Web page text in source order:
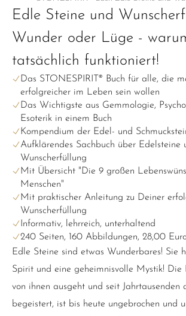
Edle Steine und
Wunder oder Lüge -
tatsächlich funktioniert!
Das STONESPIRIT® Buch für alle, die
erfolgreicher im Leben sein wollen
Das Wichtigste aus Gemmologie,
Esoterik in einem Buch
Kompendium der Edel- und
Aufklärendes Sachbuch über Edelsteine
Wunscherfüllung
Mit Übersicht "Die 9 großen
Menschen"
Mit praktischer Anleitung zu Deiner
Wunscherfüllung
Informativ, lehrreich, unterhaltend
240 Seiten, 160 Abbildungen, 28,00
Edle Steine sind etwas Wunderbares! Sie
Spirit und eine geheimnisvolle Mystik! Die
von ihnen ausgeht und seit Jahrtausenden
begeistert, ist bis heute ungebrochen und